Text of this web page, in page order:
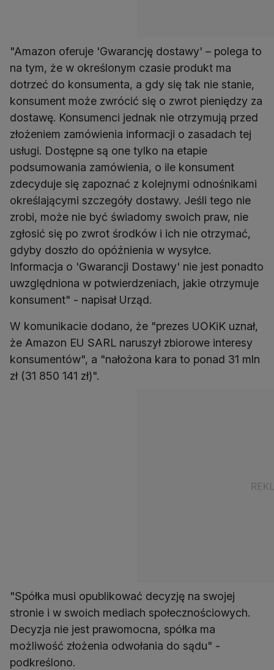
"Amazon oferuje 'Gwarancję dostawy' – polega to
na tym, że w określonym czasie produkt ma
dotrzeć do konsumenta, a gdy się tak nie stanie,
konsument może zwrócić się o zwrot pieniędzy za
dostawę. Konsumenci jednak nie otrzymują przed
złożeniem zamówienia informacji o zasadach tej
usługi. Dostępne są one tylko na etapie
podsumowania zamówienia, o ile konsument
zdecyduje się zapoznać z kolejnymi odnośnikami
określającymi szczegóły dostawy. Jeśli tego nie
zrobi, może nie być świadomy swoich praw, nie
zgłosić się po zwrot środków i ich nie otrzymać,
gdyby doszło do opóźnienia w wysyłce.
Informacja o 'Gwarancji Dostawy' nie jest ponadto
uwzględniona w potwierdzeniach, jakie otrzymuje
konsument" - napisał Urząd.
W komunikacie dodano, że "prezes UOKiK uznał,
że Amazon EU SARL naruszył zbiorowe interesy
konsumentów", a "nałożona kara to ponad 31 mln
zł (31 850 141 zł)".
"Spółka musi opublikować decyzję na swojej
stronie i w swoich mediach społecznościowych.
Decyzja nie jest prawomocna, spółka ma
możliwość złożenia odwołania do sądu" -
podkreślono.